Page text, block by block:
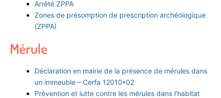
Arrêté ZPPA
Zones de présomption de prescription archéologique
(ZPPA)
Mérule
Déclaration en mairie de la présence de mérules dans
un immeuble – Cerfa 12010*02
Prévention et lutte contre les mérules dans l’habitat